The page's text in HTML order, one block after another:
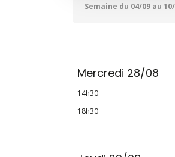
Semaine du 04/09 au
Mercredi 28/08
14h30
18h30